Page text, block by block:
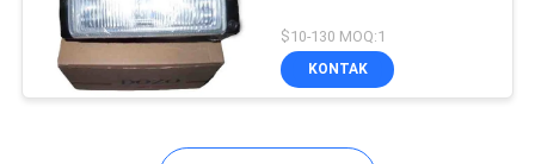
Suku Cadang Mesin
$10-130 MOQ:1
KONTAK